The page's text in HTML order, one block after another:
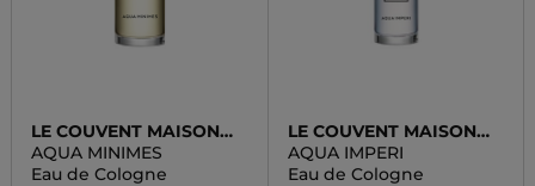
LE COUVENT MAISON
DE PARFUM
AQUA MINIMES
Eau de Cologne
LE COUVENT MAISON
DE PARFUM
AQUA IMPERI
Eau de Cologne